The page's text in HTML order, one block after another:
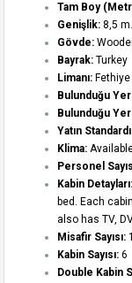
Tam Boy
Genişlik: 8,5
Gövde:
Bayrak: Turkey
Limanı: Fethiye
Bulunduğu
Bulunduğu Yer
Yatın
Klima:
Personel
Kabin Detayları:
bed. Each
also has TV,
Misafir Sayısı:
Kabin Sayısı: 6
Double Kabin